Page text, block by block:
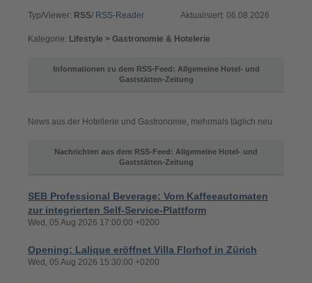
Typ/Viewer: RSS/ RSS-Reader Aktualisiert: 06.08.2026
Kategorie: Lifestyle > Gastronomie & Hotelerie
Informationen zu dem RSS-Feed: Allgemeine Hotel- und
Gaststätten-Zeitung
News aus der Hotellerie und Gastronomie, mehrmals täglich neu
Nachrichten aus dem RSS-Feed: Allgemeine Hotel- und
Gaststätten-Zeitung
SEB Professional Beverage: Vom Kaffeeautomaten
zur integrierten Self-Service-Plattform
Wed, 05 Aug 2026 17:00:00 +0200
Opening: Lalique eröffnet Villa Florhof in Zürich
Wed, 05 Aug 2026 15:30:00 +0200